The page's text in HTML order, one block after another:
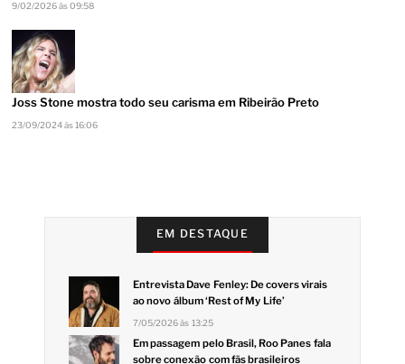
9/02/2026 às 09:58
Joss Stone mostra todo seu carisma em Ribeirão Preto
23/09/2024 às 16:06
EM DESTAQUE
Entrevista Dave Fenley: De covers virais
ao novo álbum ‘Rest of My Life’
7/05/2026 às 13:25
Em passagem pelo Brasil, Roo Panes fala
sobre conexão com fãs brasileiros